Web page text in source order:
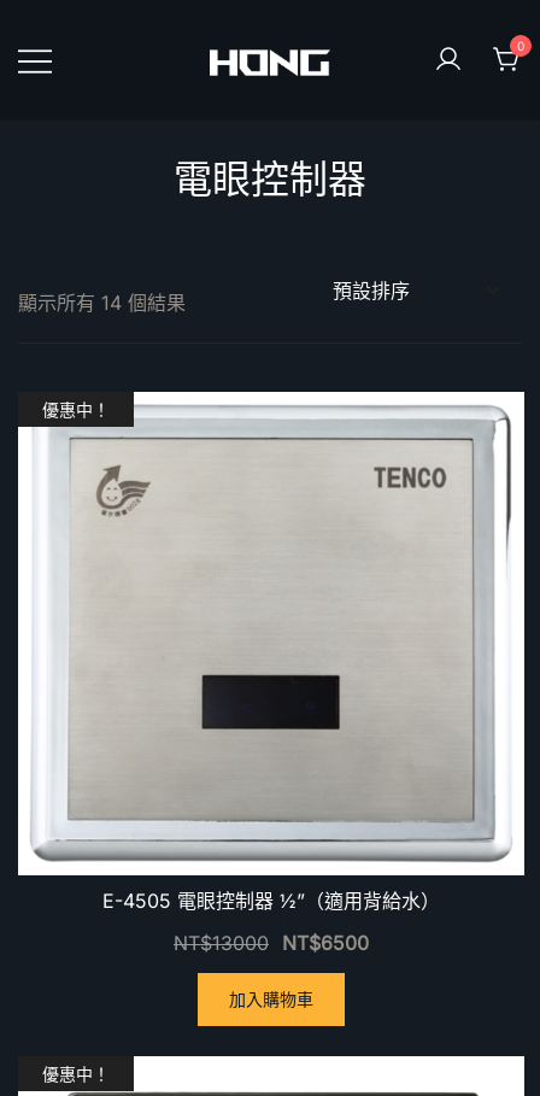
content
0
電眼控制器
顯示所有 14 個結果
優惠中！
E-4505 電眼控制器 ½”（適用背給水）
NT$13000 NT$6500
加入購物車
優惠中！